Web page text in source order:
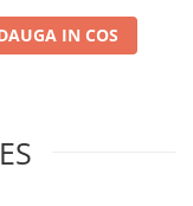
IN COS